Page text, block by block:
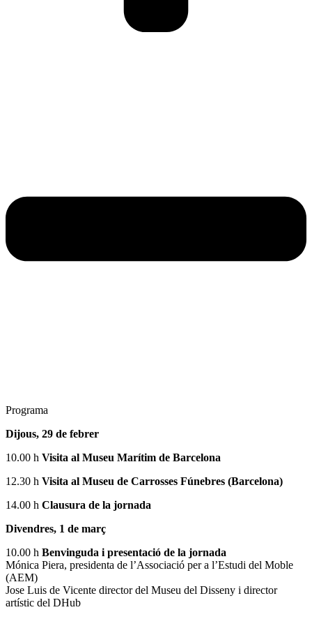
Programa
Dijous, 29 de febrer
10.00 h Visita al Museu Marítim de Barcelona
12.30 h Visita al Museu de Carrosses Fúnebres (Barcelona)
14.00 h Clausura de la jornada
Divendres, 1 de març
10.00 h Benvinguda i presentació de la jornada
Mónica Piera, presidenta de l’Associació per a l’Estudi del Moble
(AEM)
Jose Luis de Vicente director del Museu del Disseny i director
artístic del DHub